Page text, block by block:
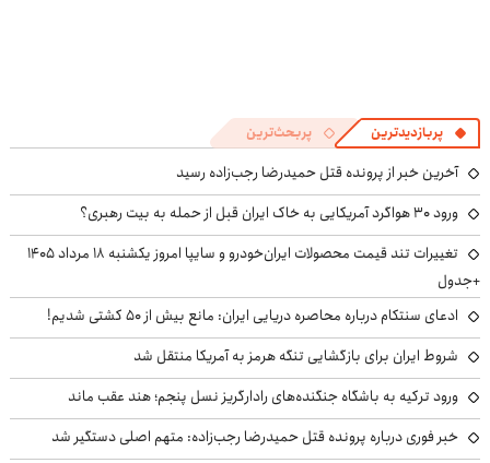
پربازدیدترین پربحث‌ترین
آخرین خبر از پرونده قتل حمیدرضا رجب‌زاده رسید
ورود ۳۰ هواگرد آمریکایی به خاک ایران قبل از حمله به بیت رهبری؟
تغییرات تند قیمت محصولات ایران‌خودرو و سایپا امروز یکشنبه ۱۸ مرداد ۱۴۰۵
+جدول
ادعای سنتکام درباره محاصره دریایی ایران: مانع بیش از ۵۰ کشتی شدیم!
شروط ایران برای بازگشایی تنگه هرمز به آمریکا منتقل شد
ورود ترکیه به باشگاه جنگنده‌های رادارگریز نسل پنجم؛ هند عقب ماند
خبر فوری درباره پرونده قتل حمیدرضا رجب‌زاده: متهم اصلی دستگیر شد